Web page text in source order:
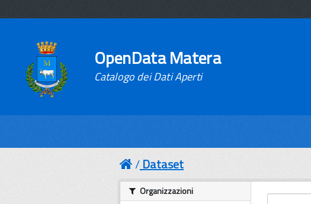
OpenData Matera
Catalogo dei Dati Aperti
Dataset
Organizzazioni